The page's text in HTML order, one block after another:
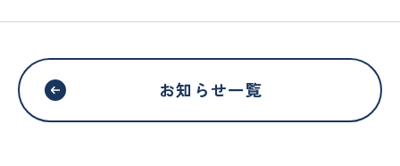
お知らせ一覧